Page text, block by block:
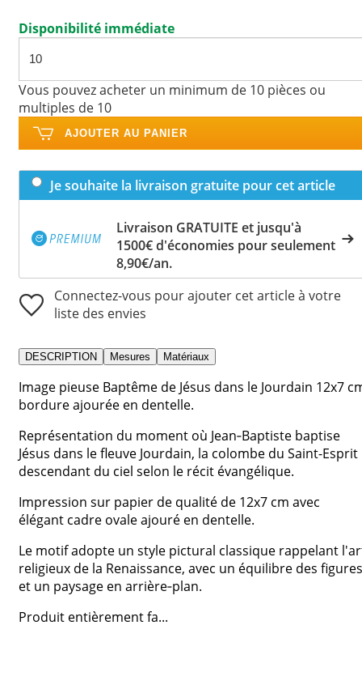
Disponibilité immédiate
Vous pouvez acheter un minimum de 10 pièces ou
multiples de 10
AJOUTER AU PANIER
Je souhaite la livraison gratuite pour cet article
Livraison GRATUITE et jusqu'à
1500€ d'économies pour seulement
8,90€/an.
Connectez-vous pour ajouter cet article à votre
liste des envies
DESCRIPTION Mesures Matériaux
Image pieuse Baptême de Jésus dans le Jourdain 12x7
bordure ajourée en dentelle.
Représentation du moment où Jean‑Baptiste baptise
Jésus dans le fleuve Jourdain, la colombe du Saint-Esprit
descendant du ciel selon le récit évangélique.
Impression sur papier de qualité de 12x7 cm avec
élégant cadre ovale ajouré en dentelle.
Le motif adopte un style pictural classique rappelant
religieux de la Renaissance, avec un équilibre des figures
et un paysage en arrière‑plan.
Produit entièrement fa...